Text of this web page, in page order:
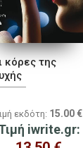
κόρες της
εκδότη: 15.00 €
iwrite.gr: